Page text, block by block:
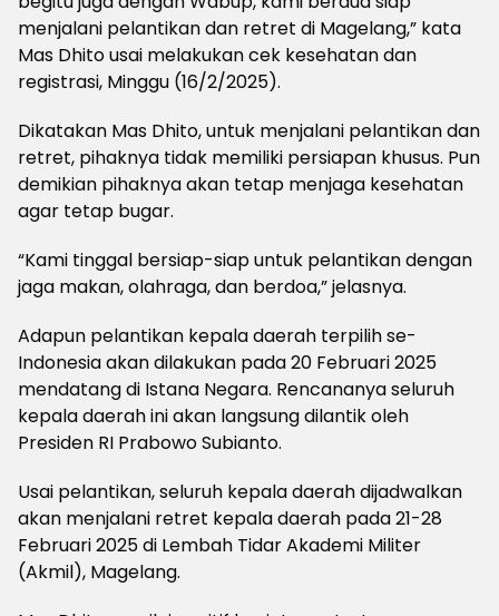
menjalani pelantikan dan retret di Magelang,” kata
Mas Dhito usai melakukan cek kesehatan dan
registrasi, Minggu (16/2/2025).
Dikatakan Mas Dhito, untuk menjalani pelantikan dan
retret, pihaknya tidak memiliki persiapan khusus. Pun
demikian pihaknya akan tetap menjaga kesehatan
agar tetap bugar.
“Kami tinggal bersiap-siap untuk pelantikan dengan
jaga makan, olahraga, dan berdoa,” jelasnya.
Adapun pelantikan kepala daerah terpilih se-
Indonesia akan dilakukan pada 20 Februari 2025
mendatang di Istana Negara. Rencananya seluruh
kepala daerah ini akan langsung dilantik oleh
Presiden RI Prabowo Subianto.
Usai pelantikan, seluruh kepala daerah dijadwalkan
akan menjalani retret kepala daerah pada 21-28
Februari 2025 di Lembah Tidar Akademi Militer
(Akmil), Magelang.